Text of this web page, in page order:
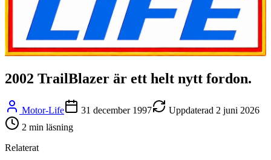
2002 TrailBlazer är ett helt nytt fordon.
Motor-Life 31 december 1997 Uppdaterad 2 juni 2026
2 min läsning
Relaterat